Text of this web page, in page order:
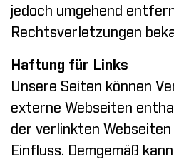
jedoch umgehend
Rechtsverletzungen
Haftung für Links
Unsere Seiten können
externe Webseiten
der verlinkten Webseiten
Einfluss. Demgemäß